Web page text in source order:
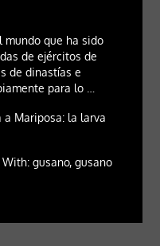
mundo que ha sido
de ejércitos de
de dinastías e
para lo …
a Mariposa: la larva
gusano, gusano